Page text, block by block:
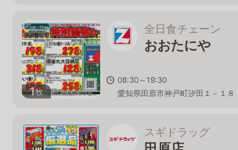
1枚
全日食チェーン
おおたにや
08:30～19:30
愛知県田原市神戸町汐田１－１８
スギドラッグ